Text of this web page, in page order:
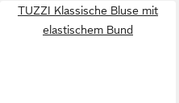
TUZZI Klassische Bluse mit
elastischem Bund